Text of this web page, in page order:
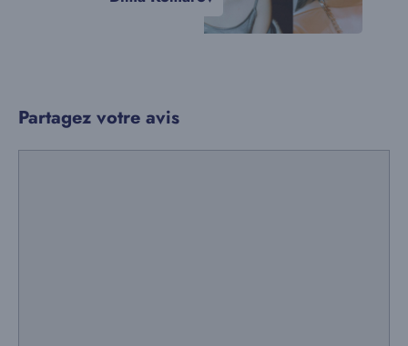
Partagez votre avis